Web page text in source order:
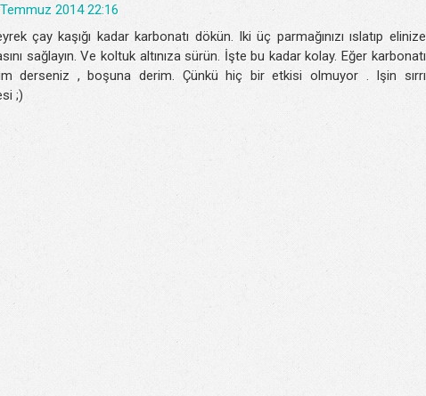
2014 22:16
çay kaşığı kadar karbonatı dökün. Iki üç parmağınızı ıslatıp elinize
sağlayın. Ve koltuk altınıza sürün. İşte bu kadar kolay. Eğer karbonatı
derseniz , boşuna derim. Çünkü hiç bir etkisi olmuyor . Işin sırrı
;)